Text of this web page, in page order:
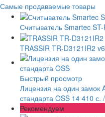
Самые продаваемые товары
Считыватель Smartec
TRASSIR TR-D3121IR2
Быстрый просмотр
Лицензия на один замок
стандарта OSS 14 410 с.
Рекомендуем